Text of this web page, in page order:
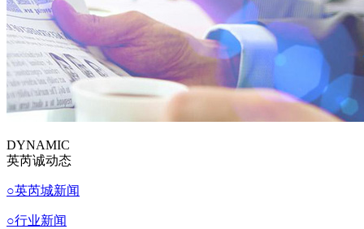
DYNAMIC
英芮诚动态
○英芮城新闻
○行业新闻